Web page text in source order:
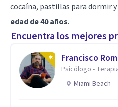
cocaína, pastillas para dormir
edad de 40 años.
Encuentra los mejores
Francisco
Psicólogo -
Miami Beach